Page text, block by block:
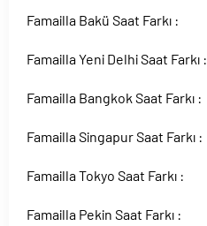
Famailla Bakü Saat Farkı :
Famailla Yeni Delhi Saat Farkı :
Famailla Bangkok Saat Farkı :
Famailla Singapur Saat Farkı :
Famailla Tokyo Saat Farkı :
Famailla Pekin Saat Farkı :